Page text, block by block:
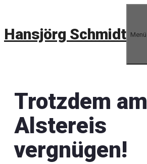
springen
Hansjörg Schmidt Menü
Trotzdem am
Alstereis
vergnügen!